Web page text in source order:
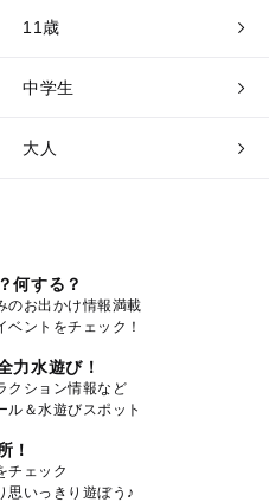
11歳
中学生
大人
何する？
のお出かけ情報満載
ベントをチェック！
力水遊び！
クション情報など
ル＆水遊びスポット
！
チェック
思いっきり遊ぼう♪